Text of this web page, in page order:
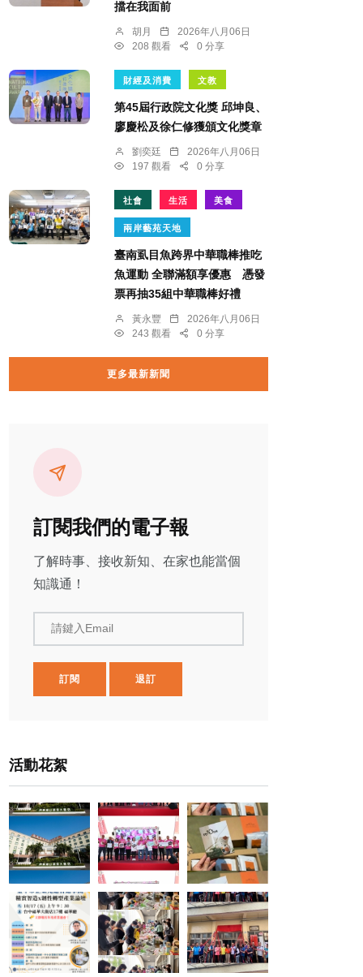
擋在我面前
胡月
2026年八月06日
208 觀看
0 分享
財經及消費 文教
第45屆行政院文化獎 邱坤良、
廖慶松及徐仁修獲頒文化獎章
劉奕廷
2026年八月06日
197 觀看
0 分享
社會 生活 美食
兩岸藝苑天地
臺南虱目魚跨界中華職棒推吃
魚運動 全聯滿額享優惠 憑發
票再抽35組中華職棒好禮
黃永豐
2026年八月06日
243 觀看
0 分享
更多最新新聞
訂閱我們的電子報
了解時事、接收新知、在家也能當個
知識通！
請鍵入Email
訂閱 退訂
活動花絮